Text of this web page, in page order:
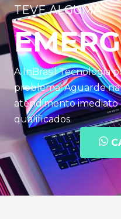
TEVE ALGUMA
A InBrasil Tecnologia
problema! Aguarde
atendimento imediato
qualificados.